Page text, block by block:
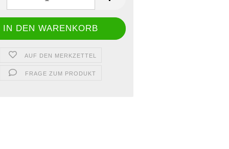
AUF DEN MERKZETTEL
FRAGE ZUM PRODUKT